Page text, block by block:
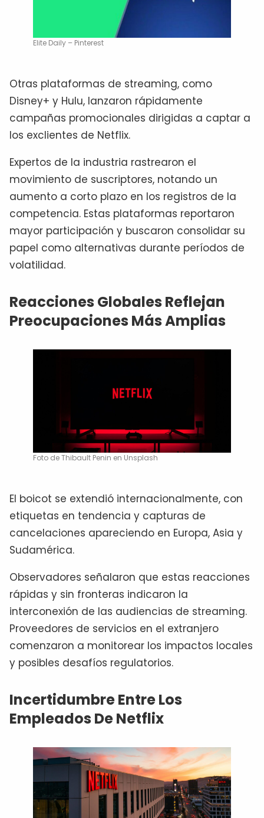
Elite Daily – Pinterest
Otras plataformas de streaming, como
Disney+ y Hulu, lanzaron rápidamente
campañas promocionales dirigidas a captar a
los exclientes de Netflix.
Expertos de la industria rastrearon el
movimiento de suscriptores, notando un
aumento a corto plazo en los registros de la
competencia. Estas plataformas reportaron
mayor participación y buscaron consolidar su
papel como alternativas durante períodos de
volatilidad.
Reacciones Globales Reflejan
Preocupaciones Más Amplias
Foto de Thibault Penin en Unsplash
El boicot se extendió internacionalmente, con
etiquetas en tendencia y capturas de
cancelaciones apareciendo en Europa, Asia y
Sudamérica.
Observadores señalaron que estas reacciones
rápidas y sin fronteras indicaron la
interconexión de las audiencias de streaming.
Proveedores de servicios en el extranjero
comenzaron a monitorear los impactos locales
y posibles desafíos regulatorios.
Incertidumbre Entre Los
Empleados De Netflix